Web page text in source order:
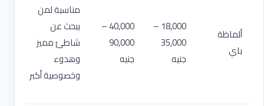
ألماظة
باي
18,000 –
35,000
جنيه
40,000 –
90,000
جنيه
مناسبة لمن
يبحث عن
شاطئ مميز
وهدوء
وخصوصية أكبر